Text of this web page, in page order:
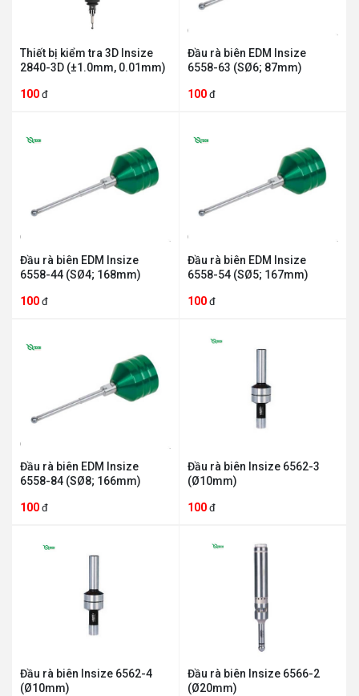
Thiết bị kiểm tra 3D Insize
2840-3D (±1.0mm, 0.01mm)
100 đ
Đầu rà biên EDM Insize
6558-63 (SØ6; 87mm)
100 đ
Đầu rà biên EDM Insize
6558-44 (SØ4; 168mm)
100 đ
Đầu rà biên EDM Insize
6558-54 (SØ5; 167mm)
100 đ
Đầu rà biên EDM Insize
6558-84 (SØ8; 166mm)
100 đ
Đầu rà biên Insize 6562-3
(Ø10mm)
100 đ
Đầu rà biên Insize 6562-4
(Ø10mm)
Đầu rà biên Insize 6566-2
(Ø20mm)